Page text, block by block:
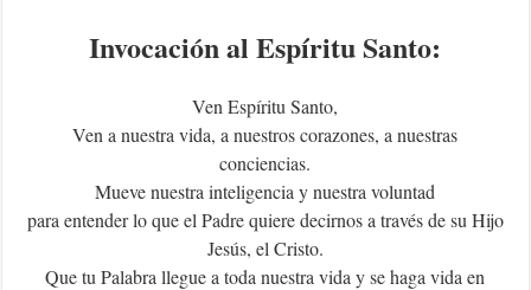
Invocación al Espíritu Santo:
Ven Espíritu Santo,
Ven a nuestra vida, a nuestros corazones, a nuestras
conciencias.
Mueve nuestra inteligencia y nuestra voluntad
para entender lo que el Padre quiere decirnos a través de su Hijo
Jesús, el Cristo.
Que tu Palabra llegue a toda nuestra vida y se haga vida en